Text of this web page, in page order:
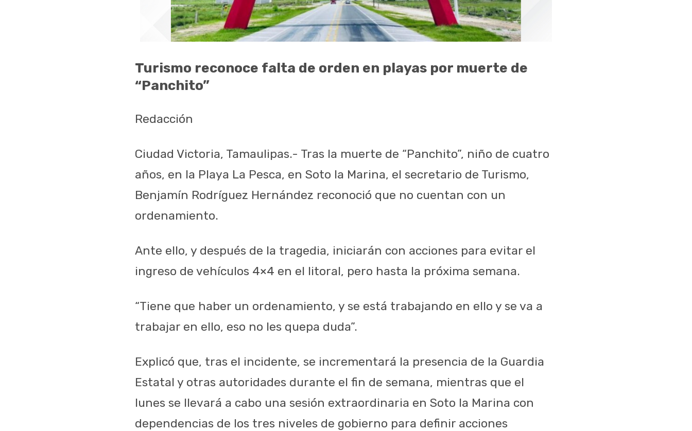
Turismo reconoce falta de orden en playas por muerte de
“Panchito”
Redacción
Ciudad Victoria, Tamaulipas.- Tras la muerte de “Panchito”, niño de cuatro
años, en la Playa La Pesca, en Soto la Marina, el secretario de Turismo,
Benjamín Rodríguez Hernández reconoció que no cuentan con un
ordenamiento.
Ante ello, y después de la tragedia, iniciarán con acciones para evitar el
ingreso de vehículos 4×4 en el litoral, pero hasta la próxima semana.
“Tiene que haber un ordenamiento, y se está trabajando en ello y se va a
trabajar en ello, eso no les quepa duda”.
Explicó que, tras el incidente, se incrementará la presencia de la Guardia
Estatal y otras autoridades durante el fin de semana, mientras que el
lunes se llevará a cabo una sesión extraordinaria en Soto la Marina con
dependencias de los tres niveles de gobierno para definir acciones